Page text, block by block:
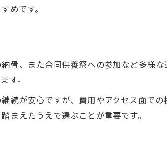
めです。
骨、また合同供養祭への参加など多様
す。
続が安心ですが、費用やアクセス面で
まえたうえで選ぶことが重要です。